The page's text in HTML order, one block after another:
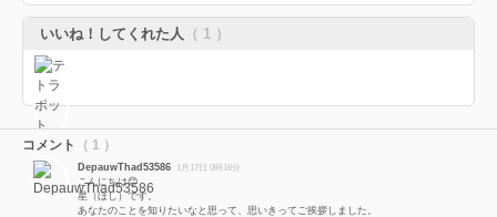
いいね！してくれた人 （ 1 ）
コメント （ 1 ）
DepauwThad53586 1月17日 0時16分
こんにちは😊
星（ほし）です。
あなたのことを知りたいなと思って、思いきってご挨拶しました。